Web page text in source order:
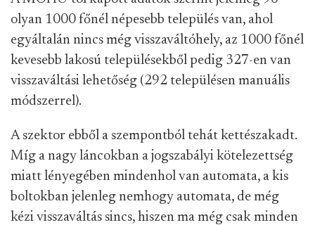
olyan 1000 főnél népesebb település van, ahol
egyáltalán nincs még visszaváltóhely, az 1000 főnél
kevesebb lakosú településekből pedig 327-en van
visszaváltási lehetőség (292 településen manuális
módszerrel).
A szektor ebből a szempontból tehát kettészakadt.
Míg a nagy láncokban a jogszabályi kötelezettség
miatt lényegében mindenhol van automata, a kis
boltokban jelenleg nemhogy automata, de még
kézi visszaváltás sincs, hiszen ma még csak minden